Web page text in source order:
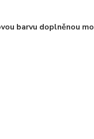
barvu doplněnou